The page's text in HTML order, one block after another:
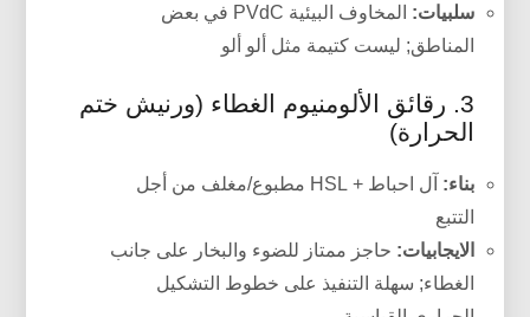
سلبيات:
المخاوف البيئية PVdC في بعض
المناطق; ليست كتيمة مثل ألو ألو
3. رقائق الألومنيوم الغطاء (ورنيش ختم
الحرارة)
بناء:
آل احباط + HSL مطبوع/مغلف من أجل
التتبع
الايجابيات: حاجز ممتاز للضوء والبخار على جانب
الغطاء; سهلة التنفيذ على خطوط التشكيل